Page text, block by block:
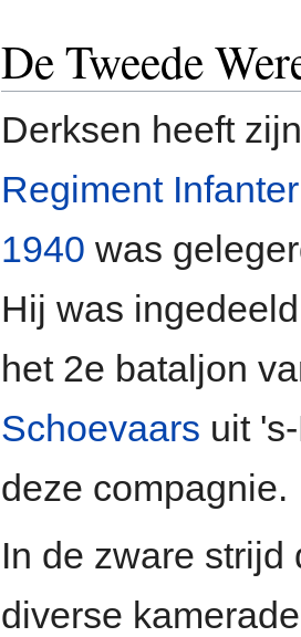
De Tweede
Derksen heeft
Regiment
1940 was
Hij was
het 2e bataljon
Schoevaars uit
deze compagnie.
In de zware
diverse